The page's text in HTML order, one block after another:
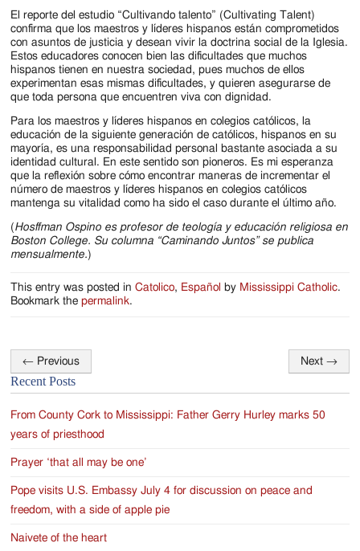
El reporte del estudio “Cultivando talento” (Cultivating Talent)
confirma que los maestros y líderes hispanos están comprometidos
con asuntos de justicia y desean vivir la doctrina social de la Iglesia.
Estos educadores conocen bien las dificultades que muchos
hispanos tienen en nuestra sociedad, pues muchos de ellos
experimentan esas mismas dificultades, y quieren asegurarse de
que toda persona que encuentren viva con dignidad.
Para los maestros y líderes hispanos en colegios católicos, la
educación de la siguiente generación de católicos, hispanos en su
mayoría, es una responsabilidad personal bastante asociada a su
identidad cultural. En este sentido son pioneros. Es mi esperanza
que la reflexión sobre cómo encontrar maneras de incrementar el
número de maestros y líderes hispanos en colegios católicos
mantenga su vitalidad como ha sido el caso durante el último año.
(Hosffman Ospino es profesor de teología y educación religiosa en
Boston College. Su columna “Caminando Juntos” se publica
mensualmente.)
This entry was posted inCatolico, Español by Mississippi Catholic.
Bookmark thepermalink.
Post
navigation
← Previous Next →
Recent Posts
From County Cork to Mississippi: Father Gerry Hurley marks 50
years of priesthood
Prayer ‘that all may be one’
Pope visits U.S. Embassy July 4 for discussion on peace and
freedom, with a side of apple pie
Naivete of the heart